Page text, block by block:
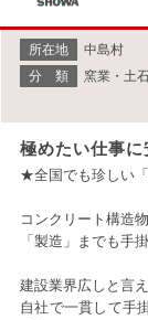
所在地
中島村
分 類
窯業・土
極めたい仕事に
★全国でも珍しい
コンクリート構造
「製造」までも手
建設業界広しと言
自社で一貫して手